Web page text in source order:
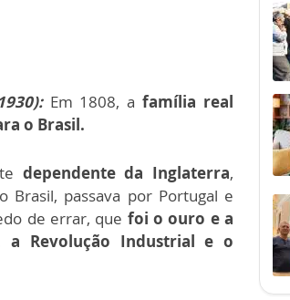
Em 1808, afamília real
o Brasil.
dependente da Inglaterra,
Brasil, passava por Portugal e
de errar, que foi o ouro e a
Revolução Industrial e o